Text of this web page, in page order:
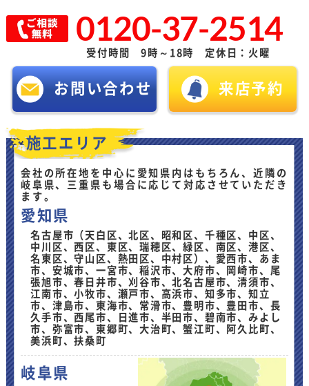
0120-37-2514
受付時間 9時～18時 定休日：火曜
お問い合わせ 来店予約
施工エリア
会社の所在地を中心に愛知県内はもちろん、近隣の
岐阜県、三重県も場合に応じて対応させていただき
ます。
愛知県
名古屋市（天白区、北区、昭和区、千種区、中区、
中川区、西区、東区、瑞穂区、緑区、南区、港区、
名東区、守山区、熱田区、中村区）、愛西市、あま
市、安城市、一宮市、稲沢市、大府市、岡崎市、尾
張旭市、春日井市、刈谷市、北名古屋市、清須市、
江南市、小牧市、瀬戸市、高浜市、知多市、知立
市、津島市、東海市、常滑市、豊明市、豊田市、長
久手市、西尾市、日進市、半田市、碧南市、みよし
市、弥富市、東郷町、大治町、蟹江町、阿久比町、
美浜町、扶桑町
岐阜県